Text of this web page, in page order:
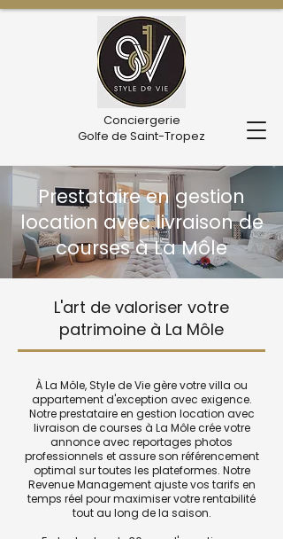
Conciergerie
Golfe de Saint-Tropez
Prestataire en gestion
location avec livraison de
courses à La Môle
L'art de valoriser votre
patrimoine à La Môle
À La Môle, Style de Vie gère votre villa ou
appartement d'exception avec exigence.
Notre prestataire en gestion location avec
livraison de courses à La Môle crée votre
annonce avec reportages photos
professionnels et assure son référencement
optimal sur toutes les plateformes. Notre
Revenue Management ajuste vos tarifs en
temps réel pour maximiser votre rentabilité
tout au long de la saison.